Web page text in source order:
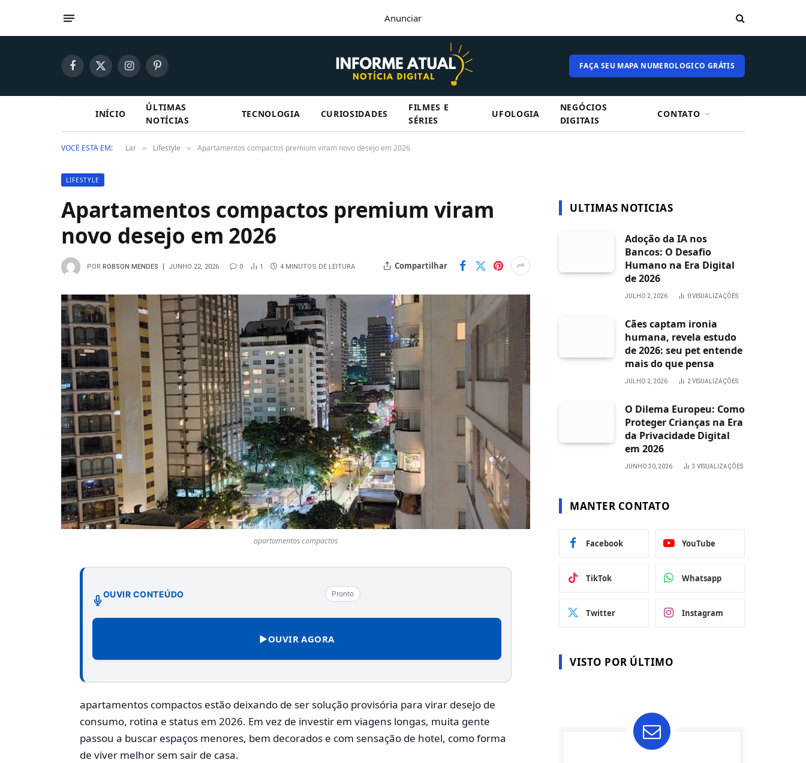
Anunciar
Facebook
X
InstagramPinterest FAÇA SEU MAPA NUMEROLOGICO GRÁTIS
INÍCIO
ÚLTIMAS
NOTÍCIAS
TECNOLOGIA CURIOSIDADES
FILMES E
SÉRIES
UFOLOGIA
NEGÓCIOS
DIGITAIS
CONTATO
VOCÊ ESTÁ EM: Lar » Lifestyle » Apartamentos compactos premium viram novo desejo em 2026
LIFESTYLE
Apartamentos compactos premium viram
novo desejo em 2026
POR ROBSON MENDES JUNHO 22, 2026 0 1 4 MINUTOS DE LEITURA Compartilhar
apartamentos compactos
OUVIR CONTEÚDO Pronto
▶OUVIR AGORA
apartamentos compactos estão deixando de ser solução provisória para virar desejo de
consumo, rotina e status em 2026. Em vez de investir em viagens longas, muita gente
passou a buscar espaços menores, bem decorados e com sensação de hotel, como forma
de viver melhor sem sair de casa.
ULTIMAS NOTICIAS
Adoção da IA nos
Bancos: O Desafio
Humano na Era Digital
de 2026
JULHO 2, 2026 0VISUALIZAÇÕES
Cães captam ironia
humana, revela estudo
de 2026: seu pet entende
mais do que pensa
JULHO 2, 2026 2 VISUALIZAÇÕES
O Dilema Europeu: Como
Proteger Crianças na Era
da Privacidade Digital
em 2026
JUNHO 30, 2026 3 VISUALIZAÇÕES
MANTER CONTATO
Facebook YouTube
TikTok Whatsapp
Twitter Instagram
VISTO POR ÚLTIMO